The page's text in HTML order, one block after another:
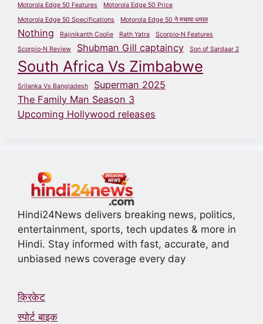
Motorola Edge 50 Features
Motorola Edge 50 Price
Motorola Edge 50 Specifications
Motorola Edge 50 ने मचाया धमाल
Nothing Rajinikanth Coolie Rath Yatra
Scorpio‑N Features
Scorpio‑N Review
Shubman Gill captaincy Son of Sardaar 2
South Africa Vs Zimbabwe
Srilanka Vs Bangladesh
Superman 2025
The Family Man Season 3
Upcoming Hollywood releases
Hindi24News delivers breaking news, politics,
entertainment, sports, tech updates & more in
Hindi. Stay informed with fast, accurate, and
unbiased news coverage every day
क्रिकेट
स्पोर्ट बाइक